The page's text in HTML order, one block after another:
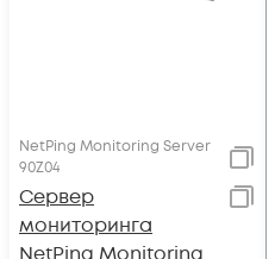
NetPing Monitoring Server
90Z04
Сервер
мониторинга